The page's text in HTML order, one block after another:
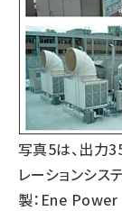
写真5は、出力
レーションシス
製：Ene Power